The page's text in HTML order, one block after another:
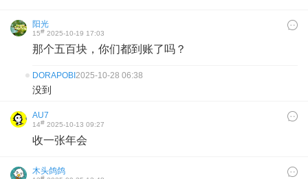
阳光
15# 2025-10-19 17:03
那个五百块，你们都到账了吗？
DORAPOBI 2025-10-28 06:38
没到
AU7
14# 2025-10-13 09:27
收一张年会
木头鸽鸽